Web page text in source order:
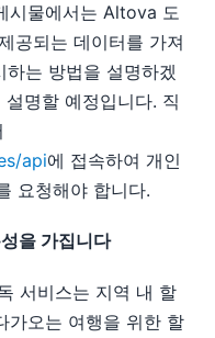
시물에서는 Altova 도
공되는 데이터를 가져
는 방법을 설명하겠
명할 예정입니다. 직
api에 접속하여 개인
요청해야 합니다.
을 가집니다
서비스는 지역 내 할
가오는 여행을 위한 할